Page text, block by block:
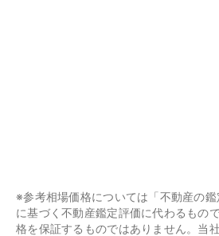
※参考相場価格については「不動産の鑑
に基づく不動産鑑定評価に代わるもの
格を保証するものではありません。当